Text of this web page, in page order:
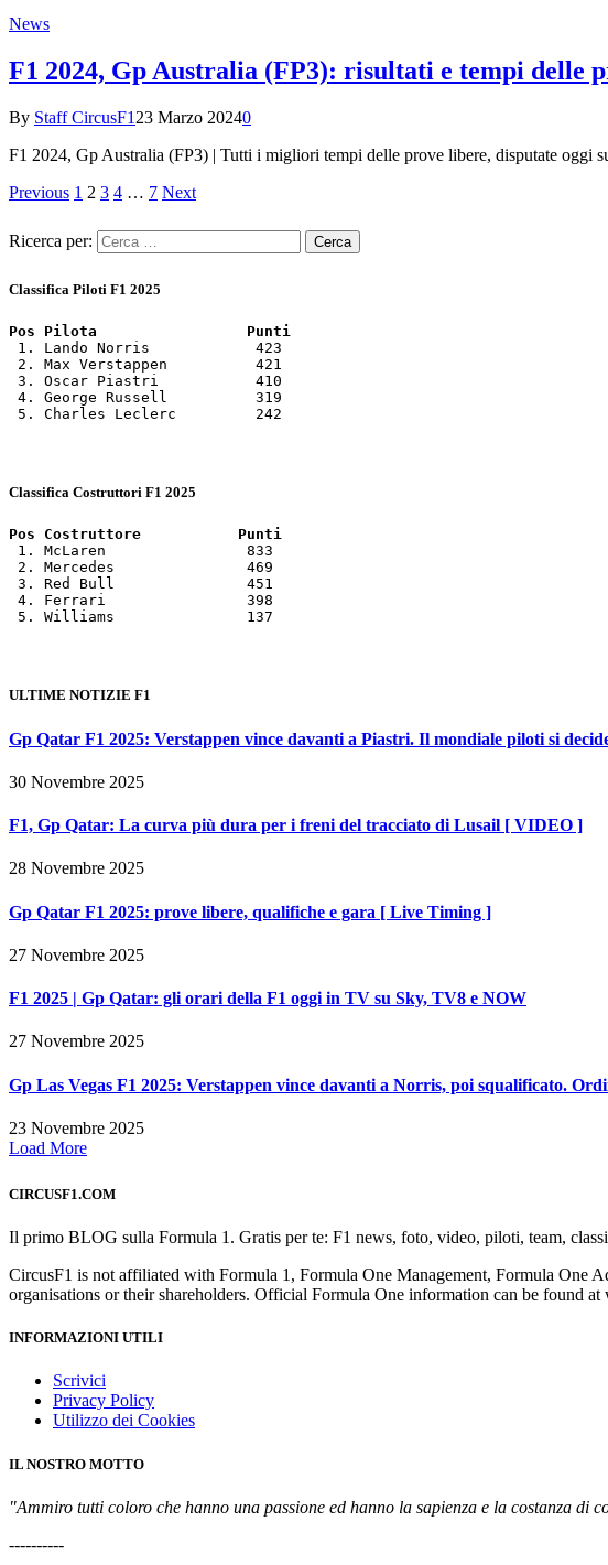
News
F1 2024, Gp Australia (FP3): risultati e tempi delle
By Staff CircusF1 23 Marzo 20240
F1 2024, Gp Australia (FP3) | Tutti i migliori tempi delle prove libere, disputate
Previous 1 2 3 4 … 7 Next
Ricerca per:
Classifica Piloti F1 2025
Pos Pilota                 Punti
1. Lando Norris            423
2. Max Verstappen          421
3. Oscar Piastri           410
4. George Russell          319
5. Charles Leclerc         242
Classifica Costruttori F1 2025
Pos Costruttore           Punti
1. McLaren                833
2. Mercedes               469
3. Red Bull               451
4. Ferrari                398
5. Williams               137
ULTIME NOTIZIE F1
Gp Qatar F1 2025: Verstappen vince davanti a Piastri. Il mondiale piloti si
30 Novembre 2025
F1, Gp Qatar: La curva più dura per i freni del tracciato di Lusail [ VIDEO ]
28 Novembre 2025
Gp Qatar F1 2025: prove libere, qualifiche e gara [ Live Timing ]
27 Novembre 2025
F1 2025 | Gp Qatar: gli orari della F1 oggi in TV su Sky, TV8 e NOW
27 Novembre 2025
Gp Las Vegas F1 2025: Verstappen vince davanti a Norris, poi squalificato.
23 Novembre 2025
Load More
CIRCUSF1.COM
Il primo BLOG sulla Formula 1. Gratis per te: F1 news, foto, video, piloti, team,
CircusF1 is not affiliated with Formula 1, Formula One Management, Formula One
organisations or their shareholders. Official Formula One information can be found
INFORMAZIONI UTILI
Scrivici
Privacy Policy
Utilizzo dei Cookies
IL NOSTRO MOTTO
"Ammiro tutti coloro che hanno una passione ed hanno la sapienza e la costanza di
----------